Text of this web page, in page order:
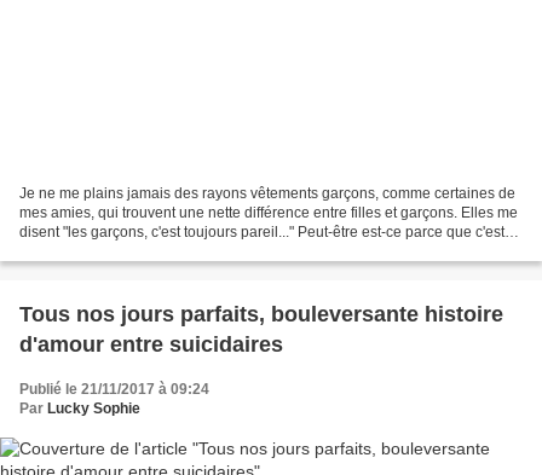
Je ne me plains jamais des rayons vêtements garçons, comme certaines de
mes amies, qui trouvent une nette différence entre filles et garçons. Elles me
disent "les garçons, c'est toujours pareil..." Peut-être est-ce parce que c'est
Tous nos jours parfaits, bouleversante histoire
d'amour entre suicidaires
Publié le 21/11/2017 à 09:24
Par Lucky Sophie